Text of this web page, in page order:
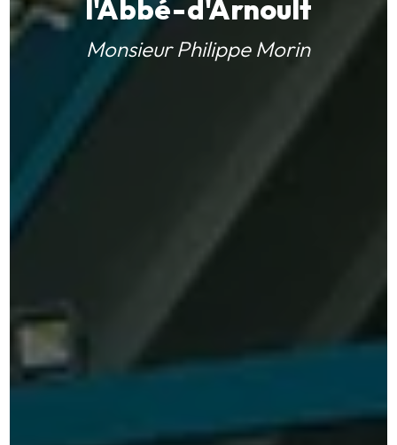
l'Abbé-d'Arnoult
Monsieur Philippe Morin